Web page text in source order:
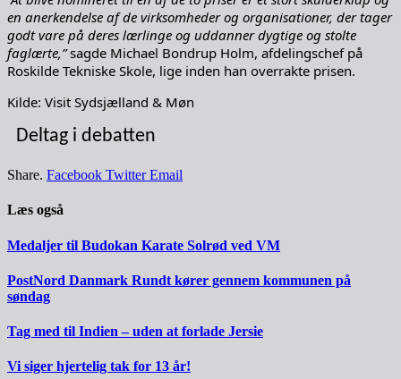
en anerkendelse af de virksomheder og organisationer, der tager
godt vare på deres lærlinge og uddanner dygtige og stolte
faglærte,”sagde Michael Bondrup Holm, afdelingschef på
Roskilde Tekniske Skole, lige inden han overrakte prisen.
Kilde: Visit Sydsjælland & Møn
Deltag i debatten
Share. Facebook Twitter Email
Læs også
Medaljer til Budokan Karate Solrød ved VM
PostNord Danmark Rundt kører gennem kommunen på
søndag
Tag med til Indien – uden at forlade Jersie
Vi siger hjertelig tak for 13 år!